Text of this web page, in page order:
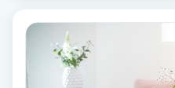
Spa-manikyr
Spa-pedikyr